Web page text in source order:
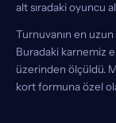
alt sıradaki oyuncu
Turnuvanın en
Buradaki karnemiz
üzerinden ölçüldü.
kort formuna özel